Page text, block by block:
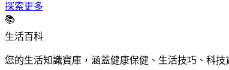
探索更多
📚
生活百科
您的生活知識寶庫，涵蓋健康保健、生活技巧、科